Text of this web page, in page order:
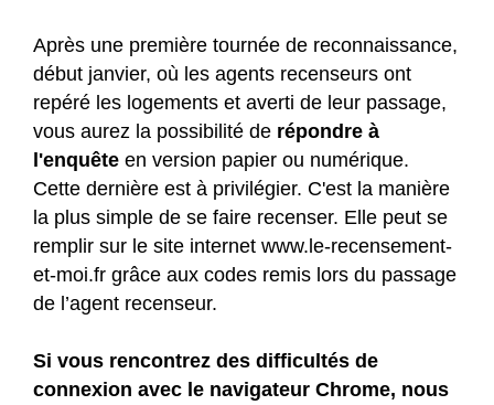
Après une première tournée de reconnaissance,
début janvier, où les agents recenseurs ont
repéré les logements et averti de leur passage,
vous aurez la possibilité de répondre à
l'enquête en version papier ou numérique.
Cette dernière est à privilégier. C'est la manière
la plus simple de se faire recenser. Elle peut se
remplir sur le site internet www.le-recensement-
et-moi.fr grâce aux codes remis lors du passage
de l’agent recenseur.
Si vous rencontrez des difficultés de
connexion avec le navigateur Chrome, nous